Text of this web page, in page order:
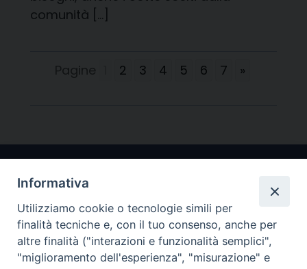
comunità […]
Pagine 2 3 4 5 6 7 »
Arcidiocesi di Ravenna-Cervia
Informativa
Utilizziamo cookie o tecnologie simili per
finalità tecniche e, con il tuo consenso, anche per
altre finalità ("interazioni e funzionalità semplici",
"miglioramento dell'esperienza", "misurazione" e